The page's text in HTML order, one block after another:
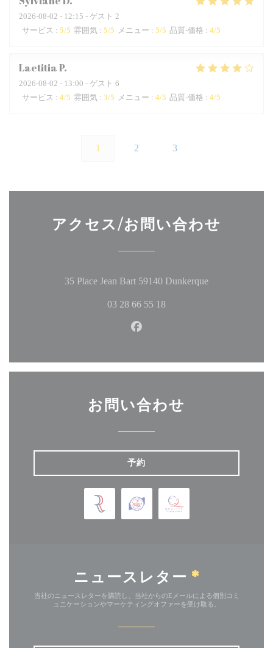
2026-08-02 - 12:15 - ゲスト 2
サービス : 5/5 雰囲気 : 5/5 メニュー : 5/5 品質-価格 : 4/5
LaetitiaP
2026-08-02 - 13:00 - ゲスト 6
サービス : 4/5 雰囲気 : 3/5 メニュー : 4/5 品質-価格 : 4/5
1 2 3
アクセス/お問い合わせ
35 Place Jean Bart 59140 Dunkerque((新しいウィ
03 28 66 55 18
Facebook ((新しいウィンド
お問い合わせ
予約
ニュースレター *
当社のニュースレターを購読し、当社からのEメールによる個別コミ
ュニケーションやマーケティングオファーを受け取る。